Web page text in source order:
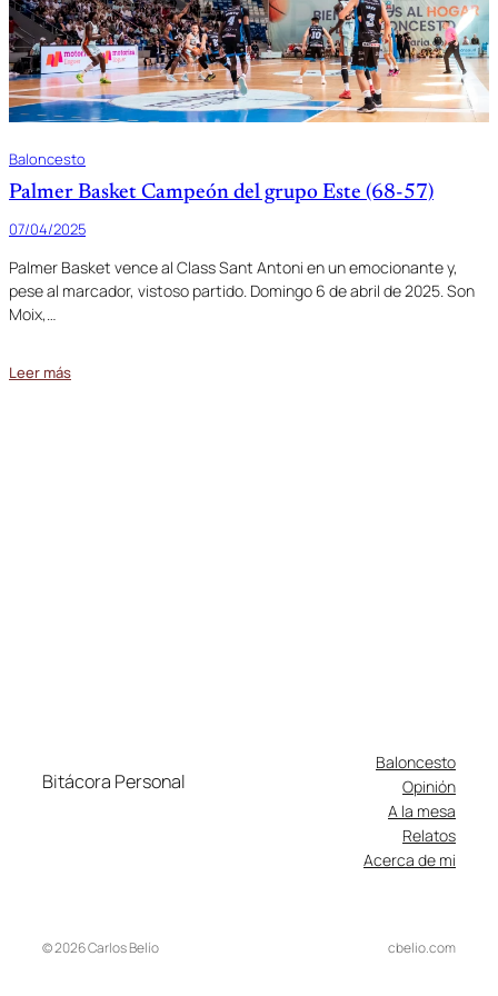
Baloncesto
Palmer Basket Campeón del grupo Este (68-57)
07/04/2025
Palmer Basket vence al Class Sant Antoni en un emocionante y,
pese al marcador, vistoso partido. Domingo 6 de abril de 2025. Son
Moix,…
Leer más
Bitácora Personal
Baloncesto
Opinión
A la mesa
Relatos
Acerca de mi
© 2026 Carlos Belío cbelio.com